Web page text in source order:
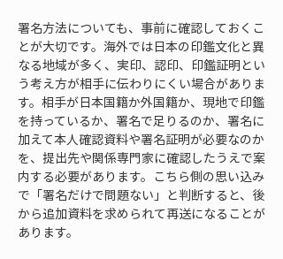
署名方法についても、事前に確認しておくこ
とが大切です。海外では日本の印鑑文化と異
なる地域が多く、実印、認印、印鑑証明とい
う考え方が相手に伝わりにくい場合がありま
す。相手が日本国籍か外国籍か、現地で印鑑
を持っているか、署名で足りるのか、署名に
加えて本人確認資料や署名証明が必要なのか
を、提出先や関係専門家に確認したうえで案
内する必要があります。こちら側の思い込み
で「署名だけで問題ない」と判断すると、後
から追加資料を求められて再送になることが
あります。